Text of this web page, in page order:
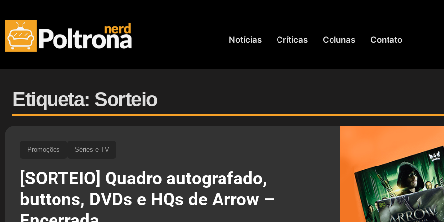
Notícias Críticas Colunas Contato
Etiqueta: Sorteio
Promoções Séries e TV
[SORTEIO] Quadro autografado,
buttons, DVDs e HQs de Arrow –